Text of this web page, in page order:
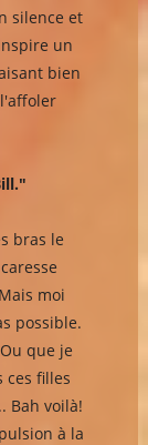
silence et
un
bien
bras le
moi
possible.
que je
ces filles
Bah voilà!
à la